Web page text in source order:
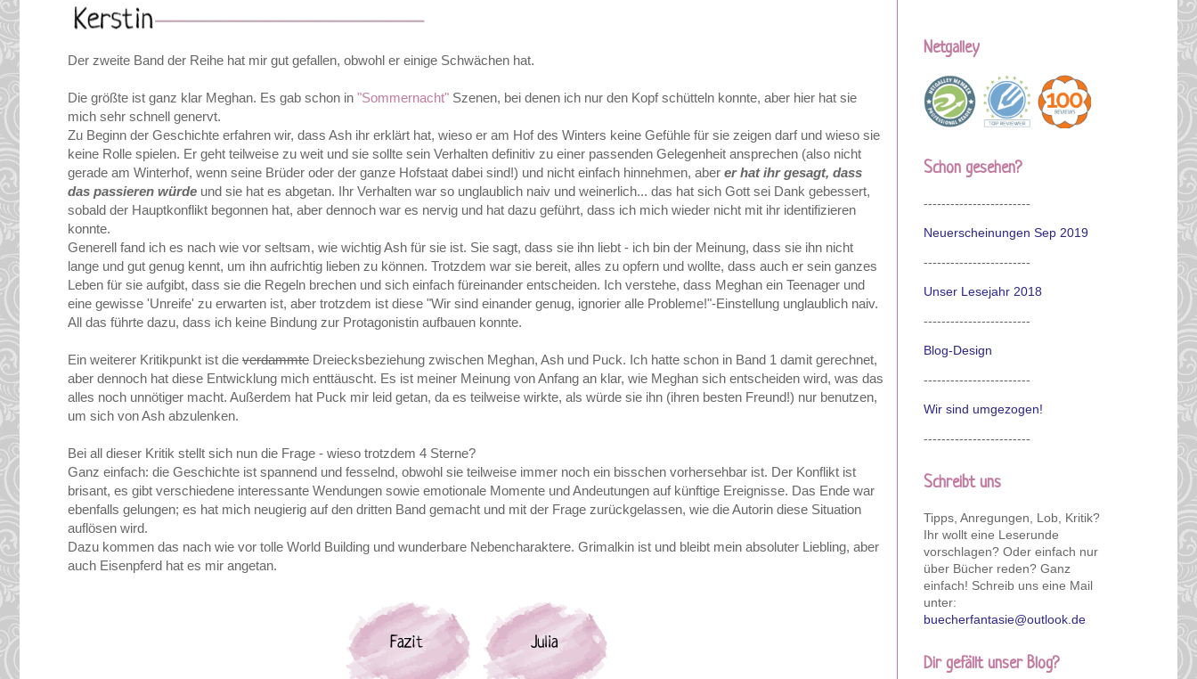
Der zweite Band der Reihe hat mir gut gefallen, obwohl er einige Schwächen hat.
Die größte ist ganz klar Meghan. Es gab schon in "Sommernacht" Szenen, bei denen ich nur den Kopf schütteln konnte, aber hier hat sie
mich sehr schnell genervt.
Zu Beginn der Geschichte erfahren wir, dass Ash ihr erklärt hat, wieso er am Hof des Winters keine Gefühle für sie zeigen darf und wieso sie
keine Rolle spielen. Er geht teilweise zu weit und sie sollte sein Verhalten definitiv zu einer passenden Gelegenheit ansprechen (also nicht
gerade am Winterhof, wenn seine Brüder oder der ganze Hofstaat dabei sind!) und nicht einfach hinnehmen, aber er hat ihr gesagt, dass
das passieren würde und sie hat es abgetan. Ihr Verhalten war so unglaublich naiv und weinerlich... das hat sich Gott sei Dank gebessert,
sobald der Hauptkonflikt begonnen hat, aber dennoch war es nervig und hat dazu geführt, dass ich mich wieder nicht mit ihr identifizieren
konnte.
Generell fand ich es nach wie vor seltsam, wie wichtig Ash für sie ist. Sie sagt, dass sie ihn liebt - ich bin der Meinung, dass sie ihn nicht
lange und gut genug kennt, um ihn aufrichtig lieben zu können. Trotzdem war sie bereit, alles zu opfern und wollte, dass auch er sein ganzes
Leben für sie aufgibt, dass sie die Regeln brechen und sich einfach füreinander entscheiden. Ich verstehe, dass Meghan ein Teenager und
eine gewisse 'Unreife' zu erwarten ist, aber trotzdem ist diese "Wir sind einander genug, ignorier alle Probleme!"-Einstellung unglaublich naiv.
All das führte dazu, dass ich keine Bindung zur Protagonistin aufbauen konnte.
Ein weiterer Kritikpunkt ist die verdammte Dreiecksbeziehung zwischen Meghan, Ash und Puck. Ich hatte schon in Band 1 damit gerechnet,
aber dennoch hat diese Entwicklung mich enttäuscht. Es ist meiner Meinung von Anfang an klar, wie Meghan sich entscheiden wird, was das
alles noch unnötiger macht. Außerdem hat Puck mir leid getan, da es teilweise wirkte, als würde sie ihn (ihren besten Freund!) nur benutzen,
um sich von Ash abzulenken.
Bei all dieser Kritik stellt sich nun die Frage - wieso trotzdem 4 Sterne?
Ganz einfach: die Geschichte ist spannend und fesselnd, obwohl sie teilweise immer noch ein bisschen vorhersehbar ist. Der Konflikt ist
brisant, es gibt verschiedene interessante Wendungen sowie emotionale Momente und Andeutungen auf künftige Ereignisse. Das Ende war
ebenfalls gelungen; es hat mich neugierig auf den dritten Band gemacht und mit der Frage zurückgelassen, wie die Autorin diese Situation
auflösen wird.
Dazu kommen das nach wie vor tolle World Building und wunderbare Nebencharaktere. Grimalkin ist und bleibt mein absoluter Liebling, aber
auch Eisenpferd hat es mir angetan.
Netgalley
Schon gesehen?
------------------------
Neuerscheinungen Sep 2019
------------------------
Unser Lesejahr 2018
------------------------
Blog-Design
------------------------
Wir sind umgezogen!
------------------------
Schreibt uns
Tipps, Anregungen, Lob, Kritik?
Ihr wollt eine Leserunde
vorschlagen? Oder einfach nur
über Bücher reden? Ganz
einfach! Schreib uns eine Mail
unter:
buecherfantasie@outlook.de
Dir gefällt unser Blog?